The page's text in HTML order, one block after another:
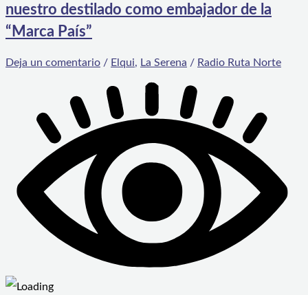
nuestro destilado como embajador de la
“Marca País”
Deja un comentario / Elqui, La Serena / Radio Ruta Norte